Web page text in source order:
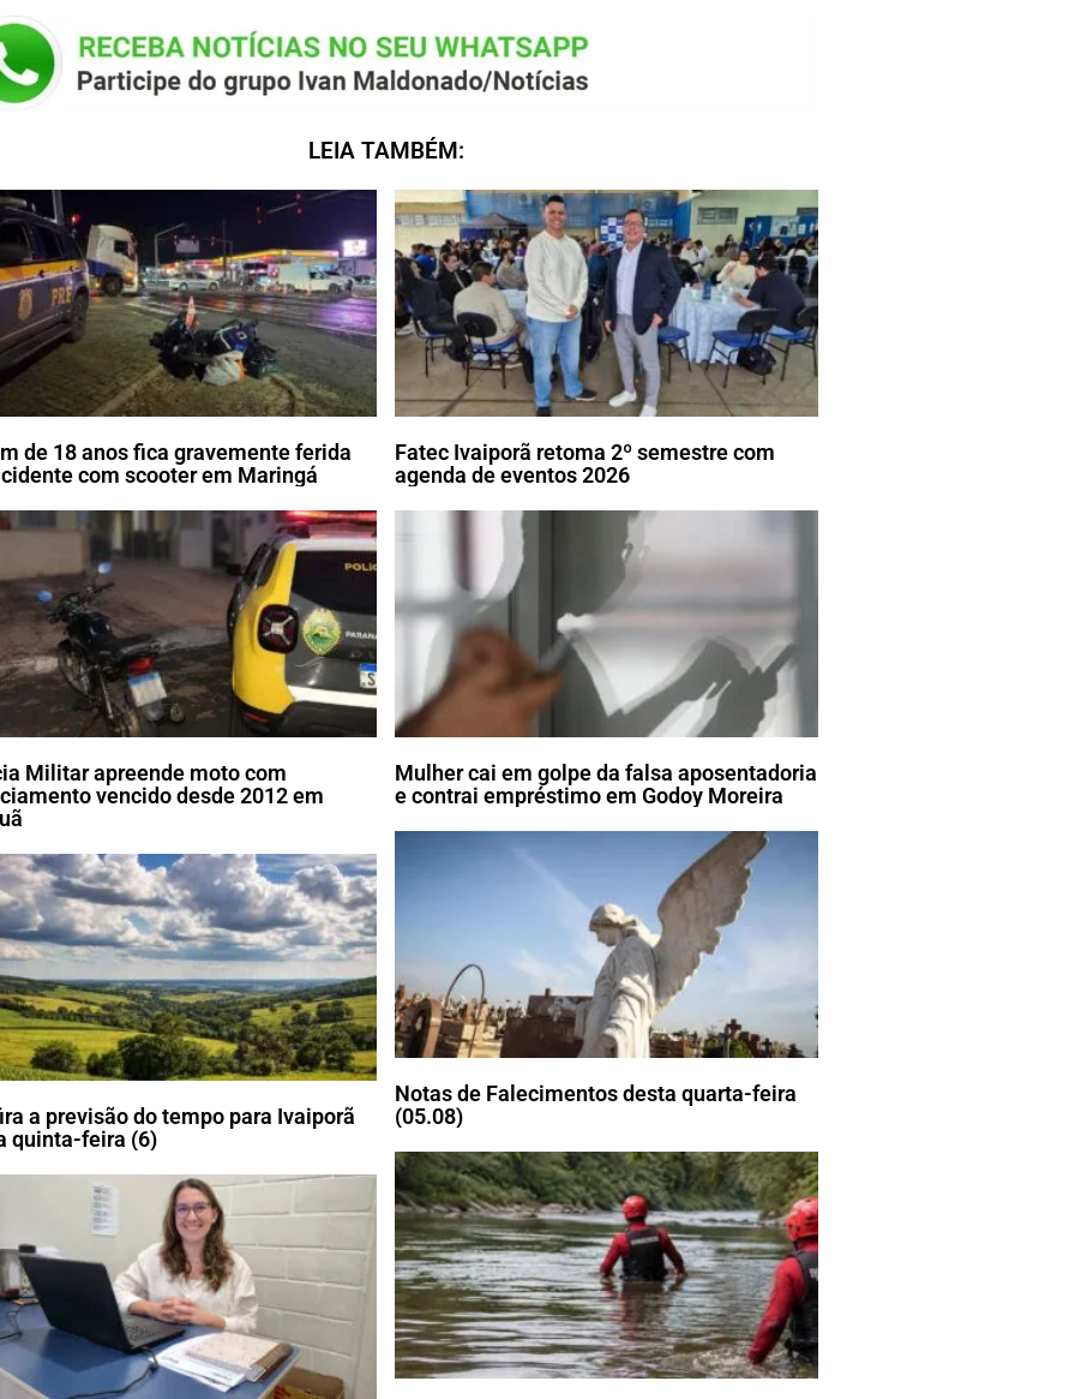
LEIA TAMBÉM:
de 18 anos fica gravemente ferida
com scooter em Maringá
Fatec Ivaiporã retoma 2º semestre com
agenda de eventos 2026
Militar apreende moto com
vencido desde 2012 em
Mulher cai em golpe da falsa aposentadoria
e contrai empréstimo em Godoy Moreira
a previsão do tempo para Ivaiporã
quinta-feira (6)
Notas de Falecimentos desta quarta-feira
(05.08)